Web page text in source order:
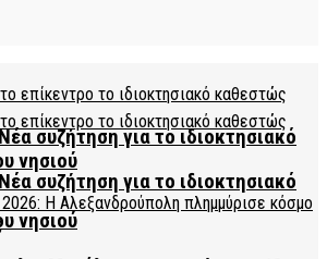
συζήτηση για το ιδιοκτησιακό
νησιού
συζήτηση για το ιδιοκτησιακό
νησιού